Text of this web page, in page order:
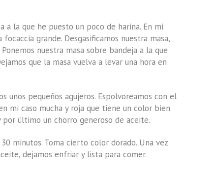
a la que he puesto un poco de harina. En mi
grande. Desgasificamos nuestra masa,
nuestra masa sobre bandeja a la que
que la masa vuelva a levar una hora en
unos pequeños agujeros. Espolvoreamos con el
mi caso mucha y roja que tiene un color bien
último un chorro generoso de aceite.
minutos. Toma cierto color dorado. Una vez
dejamos enfriar y lista para comer.